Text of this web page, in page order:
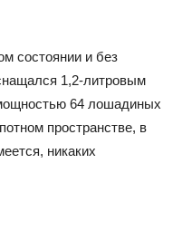
состоянии и без
1,2-литровым
64 лошадиных
пространстве, в
никаких